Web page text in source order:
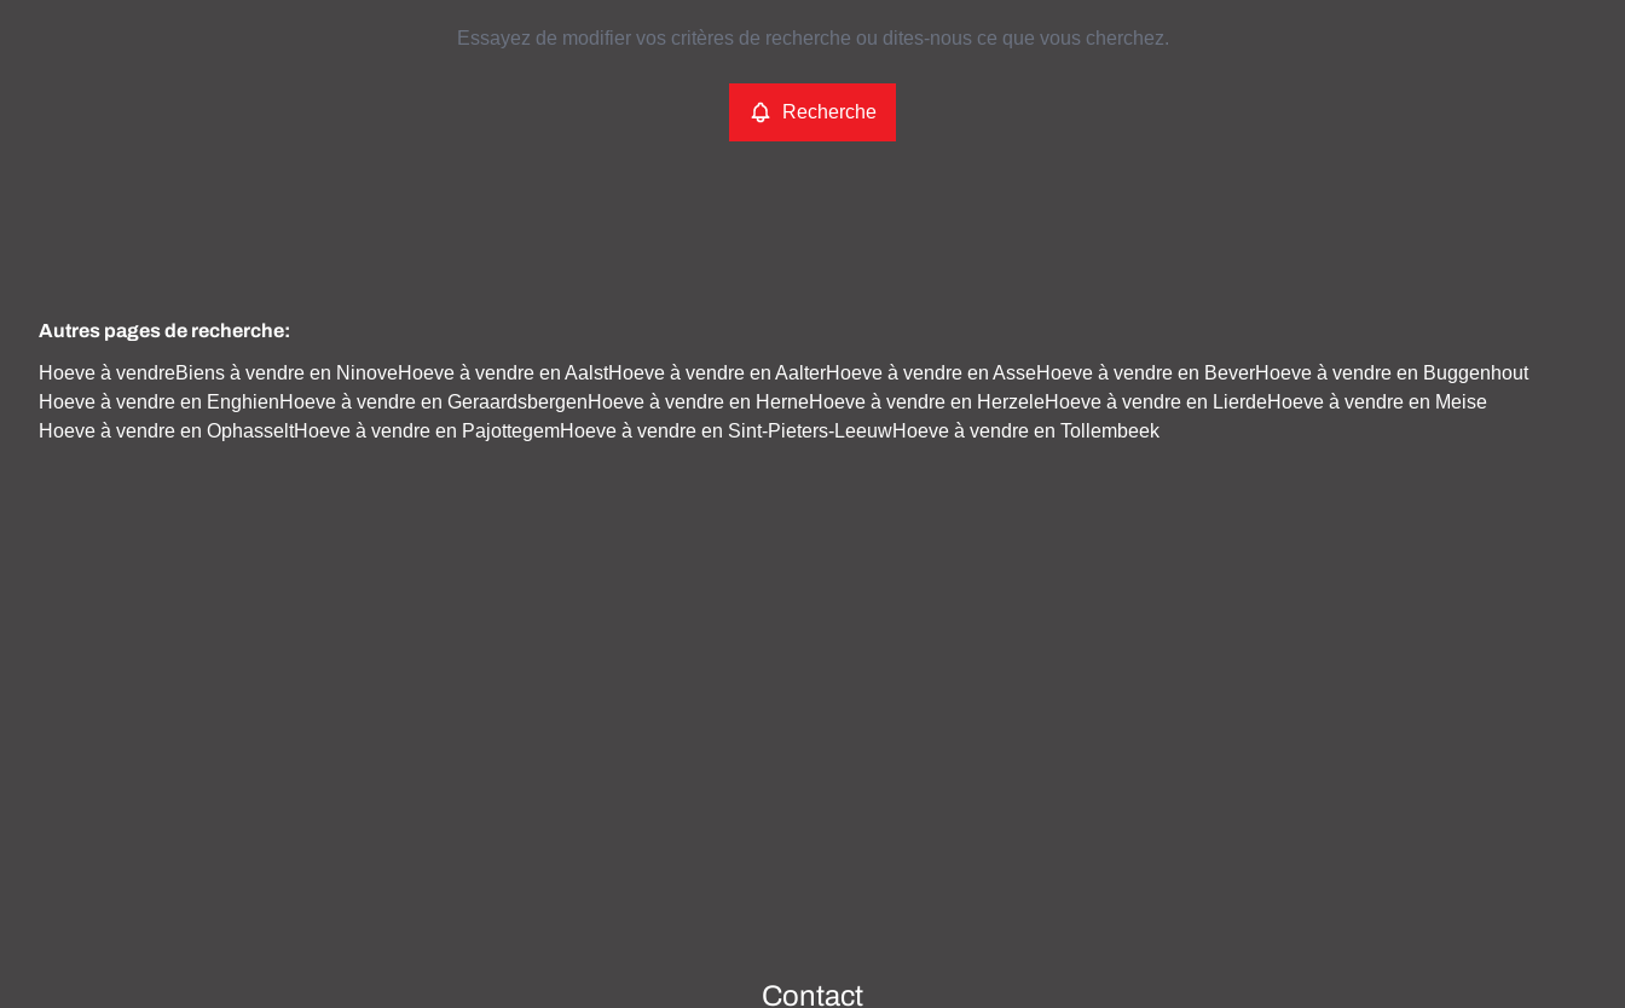
Essayez de modifier vos critères de recherche ou dites-nous ce que vous cherchez.
Recherche
Autres pages de recherche:
Hoeve à vendreBiens à vendre en NinoveHoeve à vendre en AalstHoeve à vendre en AalterHoeve à vendre en AsseHoeve à vendre en BeverHoeve à vendre en Buggenhout
Hoeve à vendre en EnghienHoeve à vendre en GeraardsbergenHoeve à vendre en HerneHoeve à vendre en HerzeleHoeve à vendre en LierdeHoeve à vendre en Meise
Hoeve à vendre en OphasseltHoeve à vendre en PajottegemHoeve à vendre en Sint-Pieters-LeeuwHoeve à vendre en Tollembeek
Contact